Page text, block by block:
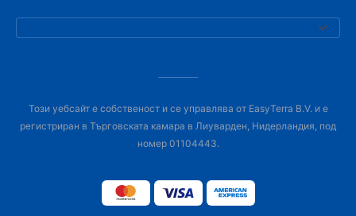
Този уебсайт е собственост и се управлява от EasyTerra B.V. и е
регистриран в Търговската камара в Лиуварден, Нидерландия, под
номер 01104443.